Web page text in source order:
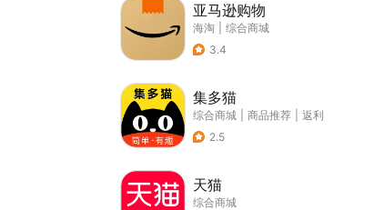
亚马逊购物
海淘
综合商城
3.4
集多猫
综合商城 商品推荐
返利
2.5
天猫
综合商城